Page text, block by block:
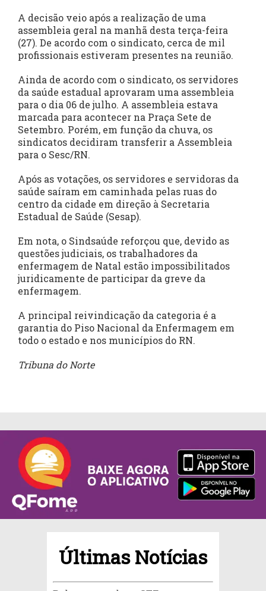
A decisão veio após a realização de uma
assembleia geral na manhã desta terça-feira
(27). De acordo com o sindicato, cerca de mil
profissionais estiveram presentes na reunião.
Ainda de acordo com o sindicato, os servidores
da saúde estadual aprovaram uma assembleia
para o dia 06 de julho. A assembleia estava
marcada para acontecer na Praça Sete de
Setembro. Porém, em função da chuva, os
sindicatos decidiram transferir a Assembleia
para o Sesc/RN.
Após as votações, os servidores e servidoras da
saúde saíram em caminhada pelas ruas do
centro da cidade em direção à Secretaria
Estadual de Saúde (Sesap).
Em nota, o Sindsaúde reforçou que, devido as
questões judiciais, os trabalhadores da
enfermagem de Natal estão impossibilitados
juridicamente de participar da greve da
enfermagem.
A principal reivindicação da categoria é a
garantia do Piso Nacional da Enfermagem em
todo o estado e nos municípios do RN.
Tribuna do Norte
Últimas Notícias